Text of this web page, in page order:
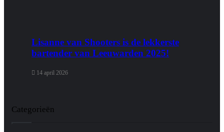
Lisanne van Shooters is de lekkerste
bartender van Leeuwarden 2025!
14 april 2026
Categorieën